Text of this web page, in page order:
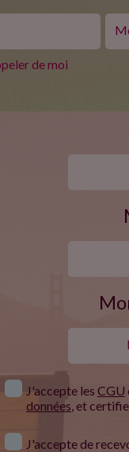
de moi
J'accepte les CGU
données, et
J'accepte de